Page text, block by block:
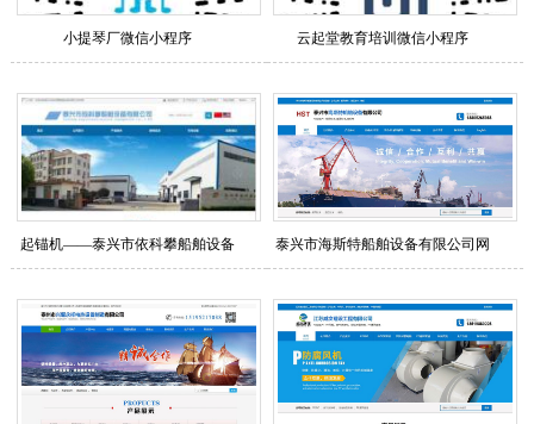
小提琴厂微信小程序 云起堂教育培训微信小程序
起锚机——泰兴市依科攀船舶设备
股份有限公司行业整站优化排名
泰兴市海斯特船舶设备有限公司网
站关键词优化排名查询列表